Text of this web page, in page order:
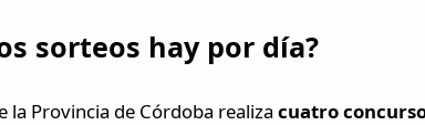
sorteos hay por día?
la Provincia de Córdoba realizacuatro